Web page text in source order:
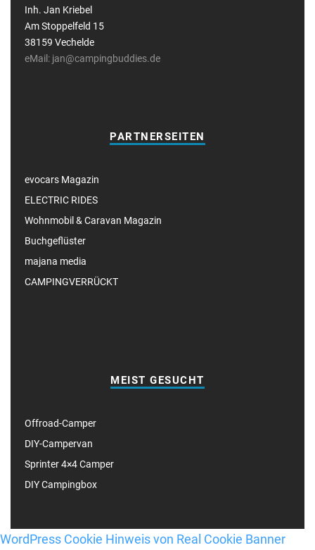
Inh. Jan Kriebel
Am Stoppelfeld 15
38159 Vechelde
eMail: jan@campingbuddies.de
PARTNERSEITEN
evocars Magazin
ELECTRIC RIDES
Wohnmobil & Caravan Magazin
Buchgeflüster
majana media
CAMPINGVERRÜCKT
MEIST GESUCHT
Offroad-Camper
DIY-Campervan
Sprinter 4×4 Camper
DIY Campingbox
WordPress Cookie Hinweis von Real Cookie Banner